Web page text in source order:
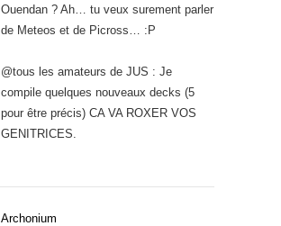
Ouendan ? Ah… tu veux surement parler
de Meteos et de Picross… :P
@tous les amateurs de JUS : Je
compile quelques nouveaux decks (5
pour être précis) CA VA ROXER VOS
GENITRICES.
Archonium